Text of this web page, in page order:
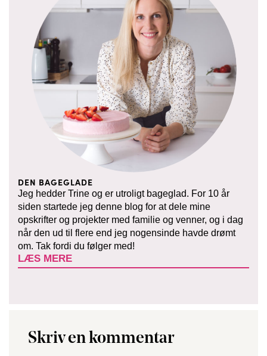
DEN BAGEGLADE
Jeg hedder Trine og er utroligt bageglad. For 10 år
siden startede jeg denne blog for at dele mine
opskrifter og projekter med familie og venner, og i dag
når den ud til flere end jeg nogensinde havde drømt
om. Tak fordi du følger med!
LÆS MERE
Skriv en kommentar